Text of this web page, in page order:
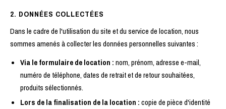
2. DONNÉES COLLECTÉES
Dans le cadre de l'utilisation du site et du service de location, nous
sommes amenés à collecter les données personnelles suivantes :
Via le formulaire de location :nom, prénom, adresse e-mail,
numéro de téléphone, dates de retrait et de retour souhaitées,
produits sélectionnés.
Lors de la finalisation de la location :copie de pièce d'identité